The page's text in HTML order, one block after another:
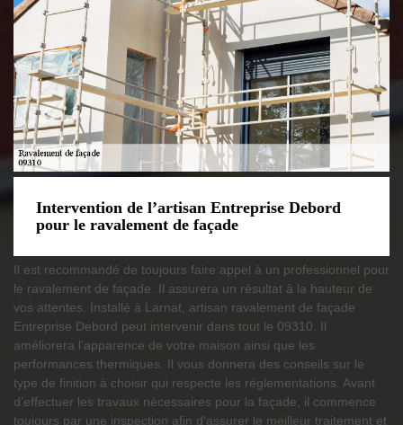
Intervention de l’artisan Entreprise Debord
pour le ravalement de façade
Il est recommandé de toujours faire appel à un professionnel pour
le ravalement de façade. Il assurera un résultat à la hauteur de
vos attentes. Installé à Larnat, artisan ravalement de façade
Entreprise Debord peut intervenir dans tout le 09310. Il
améliorera l’apparence de votre maison ainsi que les
performances thermiques. Il vous donnera des conseils sur le
type de finition à choisir qui respecte les réglementations. Avant
d’effectuer les travaux nécessaires pour la façade, il commence
toujours par une inspection afin d'assurer le meilleur traitement et